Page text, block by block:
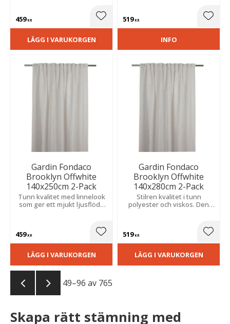
459KR Lägg till i favoriter
LÄGG I VARUKORGEN
och harmonisk känsla i
519KR
INFO
Gardin Fondaco
Brooklyn Offwhite
140x250cm 2-Pack
Tunn kvalitet med linnelook
som ger ett mjukt ljusflöde
459KR Lägg till i favoriter
LÄGG I VARUKORGEN
Gardin Fondaco
Brooklyn Offwhite
140x280cm 2-Pack
Stilren kvalitet i tunn
polyester och viskos. Den
ljusgenomsläpp och ett fint
519KR
LÄGG I VARUKORGEN
49–96 av 765
Skapa rätt stämning med